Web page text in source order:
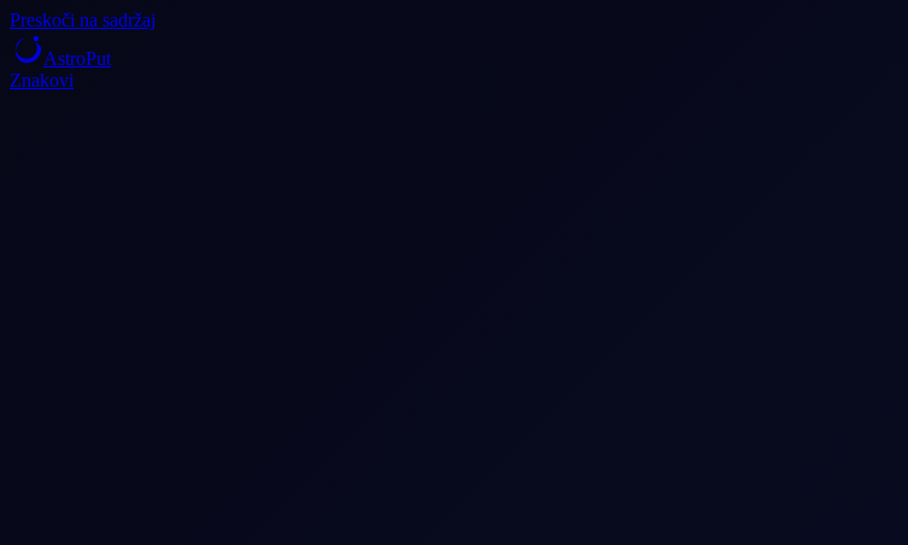
Preskoči na sadržaj
AstroPut
Znakovi